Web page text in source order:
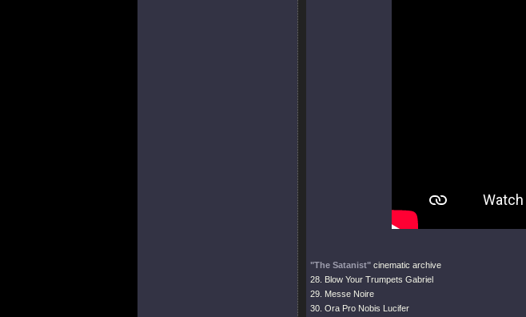
"The Satanist" cinematic archive
28. Blow Your Trumpets Gabriel
29. Messe Noire
30. Ora Pro Nobis Lucifer